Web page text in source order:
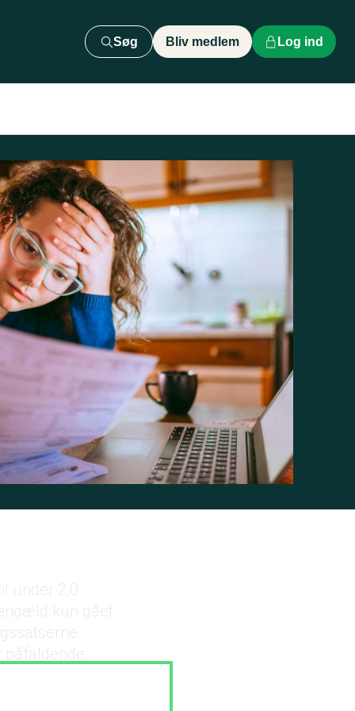
Søg Bliv medlem Log ind
kun gået